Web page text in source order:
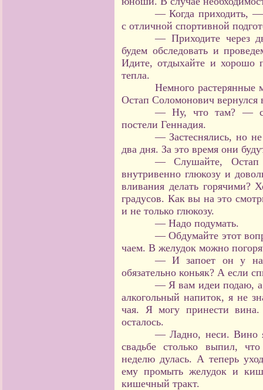
— Когда приходить, —
с отличной спортивной
— Приходите через
будем обследовать и
Идите, отдыхайте и хорошо
тепла.
Немного
Остап Соломонович вернулся
— Ну, что там? —
постели Геннадия.
— Застеснялись, но
два дня. За это время они
— Слушайте, Остап
внутривенно глюкозу и
вливания делать горячими?
градусов. Как вы на это
и не только глюкозу.
— Надо подумать.
— Обдумайте этот
чаем. В желудок можно
— И запоет он у
обязательно коньяк? А если
— Я вам идеи подаю, а
алкогольный напиток, я не
чая. Я могу принести
осталось.
— Ладно, неси. Вино
свадьбе столько выпил,
неделю дулась. А теперь
ему промыть желудок и
кишечный тракт.